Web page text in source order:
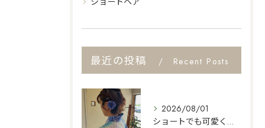
最近の投稿 Recent Posts
2026/08/01
ショートでも可愛くセット👍